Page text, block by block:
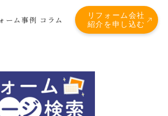
ーム事例 コラム
リフォーム会社
紹介を申し込む